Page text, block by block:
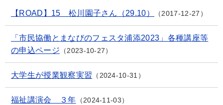
【ROAD】15 松川園子さん（29.10） 2017-12-27
「市民協働とまなびのフェスタ浦添2023」各種講座等
の申込ページ
2023-10-27
大学生が授業観察実習 2024-10-31
福祉講演会 ３年 2024-11-03